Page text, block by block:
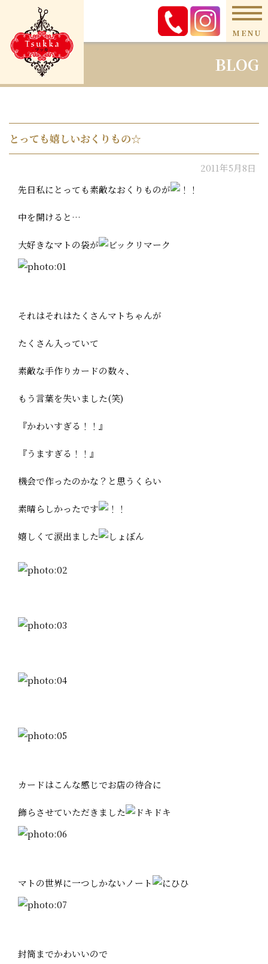
MENU
BLOG
とっても嬉しいおくりもの☆
2011年5月8日
先日私にとっても素敵なおくりものが
中を開けると…
大好きなマトの袋が
それはそれはたくさんマトちゃんが
たくさん入っていて
素敵な手作りカードの数々、
もう言葉を失いました(笑)
『かわいすぎる！！』
『うますぎる！！』
機会で作ったのかな？と思うくらい
素晴らしかったです
嬉しくて涙出ました
カードはこんな感じでお店の待合に
飾らさせていただきました
マトの世界に一つしかないノート
封筒までかわいいので